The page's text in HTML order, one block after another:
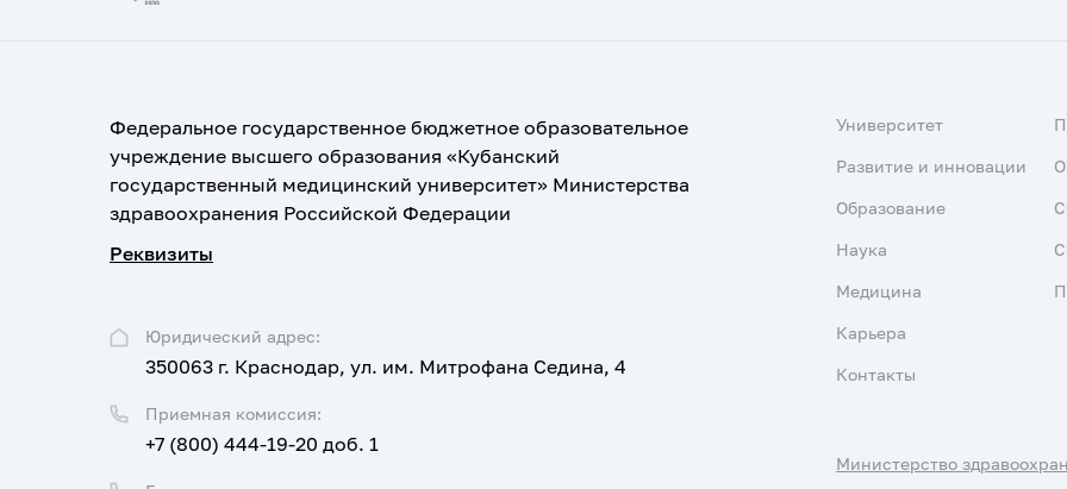
Федеральное государственное бюджетное образовательное
учреждение высшего образования «Кубанский
государственный медицинский университет» Министерства
здравоохранения Российской Федерации
Реквизиты
Юридический адрес:
350063 г. Краснодар, ул. им. Митрофана Седина, 4
Приемная комиссия:
+7 (800) 444-19-20 доб. 1
Университет
Развитие и инновации
Образование
Наука
Медицина
Карьера
Контакты
Министерство